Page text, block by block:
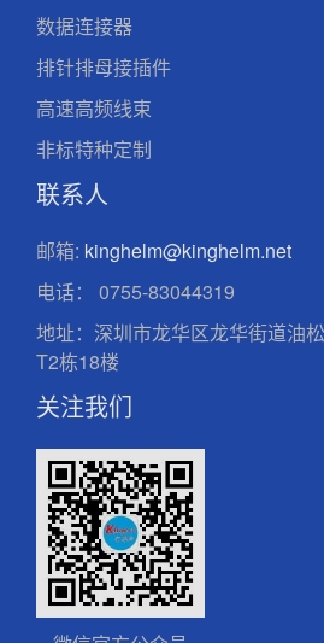
数据连接器
排针排母接插件
高速高频线束
非标特种定制
联系人
邮箱: kinghelm@kinghelm.net
电话：
0755-83044319
地址：深圳市龙华区龙华街道油
T2栋18楼
关注我们